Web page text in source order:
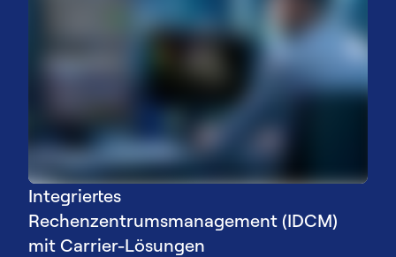
Integriertes
Rechenzentrumsmanagement (IDCM)
mit Carrier-Lösungen